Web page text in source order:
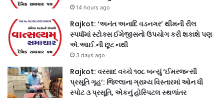
14 hours ago
Rajkot: ‘અનંત અનાદિ વડનગર’ થીમની રીલ
સ્પર્ધામાં સ્ટોક્સ ઈમેજીસનો ઉપયોગ કરી શકાશે પણ
એ.આઈ.ની છૂટ નથી
3 days ago
Rajkot: વરસાદ વચ્ચે ૧૦૮ બન્યું ‘ઈમરજન્સી
પ્રસૂતિ ગૃહ’: જિલ્લાના ગ્રામ્ય વિસ્તારમાં ઓન ધી
સ્પોટ ૩ પ્રસૂતિ, એકનું હોસ્પિટલ સ્થળાંતર